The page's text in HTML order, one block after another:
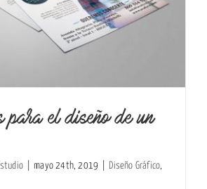
para el diseño de un
mayo 24th, 2019 Diseño Gráfico,